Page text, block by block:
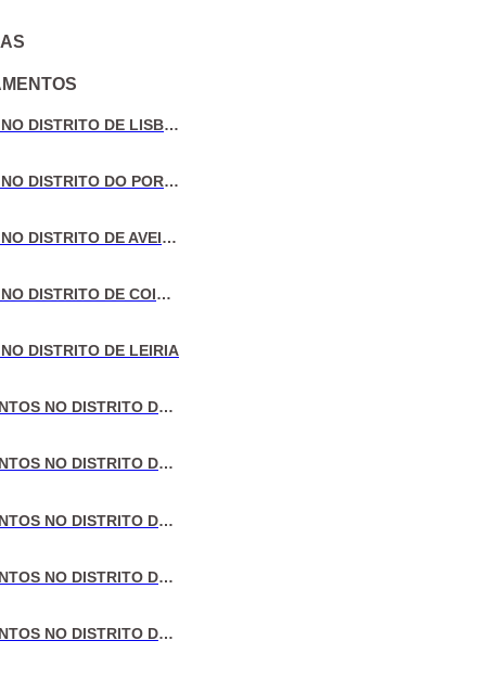
VENDA DE MORADIAS NO DISTRITO DE LISBOA
VENDA DE MORADIAS NO DISTRITO DO PORTO
VENDA DE MORADIAS NO DISTRITO DE AVEIRO
VENDA DE MORADIAS NO DISTRITO DE COIMBRA
DISTRITO DE LEIRIA
VENDA DE APARTAMENTOS NO DISTRITO DE LISBOA
VENDA DE APARTAMENTOS NO DISTRITO DO PORTO
VENDA DE APARTAMENTOS NO DISTRITO DE AVEIRO
VENDA DE APARTAMENTOS NO DISTRITO DE COIMBRA
VENDA DE APARTAMENTOS NO DISTRITO DE LEIRIA